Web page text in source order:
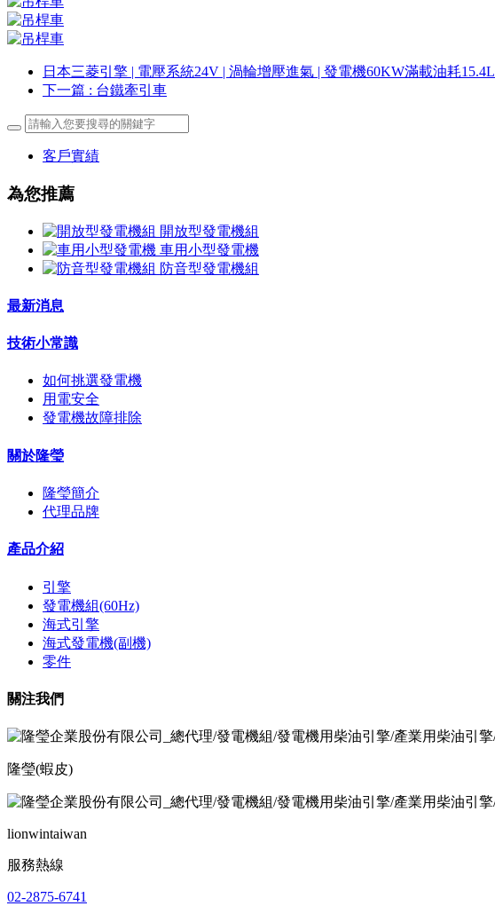
日本三菱引擎 | 電壓系統24V | 渦輪增壓進氣 | 發電機60KW滿載油耗15.4L
下一篇 : 台鐵牽引車
客戶實績
為您推薦
開放型發電機組
車用小型發電機
防音型發電機組
最新消息
技術小常識
如何挑選發電機
用電安全
發電機故障排除
關於隆瑩
隆瑩簡介
代理品牌
產品介紹
引擎
發電機組(60Hz)
海式引擎
海式發電機(副機)
零件
關注我們
隆瑩(蝦皮)
lionwintaiwan
服務熱線
02-2875-6741